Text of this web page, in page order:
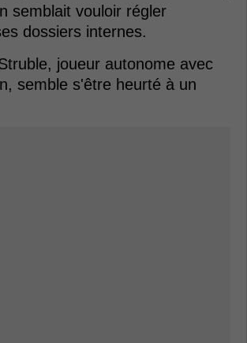
semblait vouloir régler
dossiers internes.
joueur autonome avec
semble s'être heurté à un